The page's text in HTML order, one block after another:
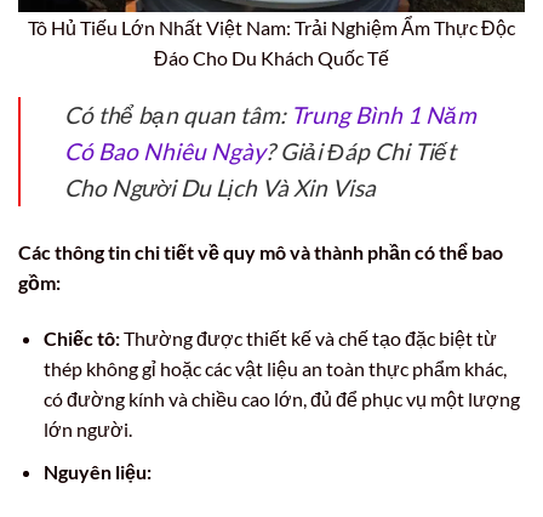
Tô Hủ Tiếu Lớn Nhất Việt Nam: Trải Nghiệm Ẩm Thực Độc
Đáo Cho Du Khách Quốc Tế
Có thể bạn quan tâm: Trung Bình 1 Năm
Có Bao Nhiêu Ngày? Giải Đáp Chi Tiết
Cho Người Du Lịch Và Xin Visa
Các thông tin chi tiết về quy mô và thành phần có thể bao
gồm:
Chiếc tô:Thường được thiết kế và chế tạo đặc biệt từ
thép không gỉ hoặc các vật liệu an toàn thực phẩm khác,
có đường kính và chiều cao lớn, đủ để phục vụ một lượng
lớn người.
Nguyên liệu: